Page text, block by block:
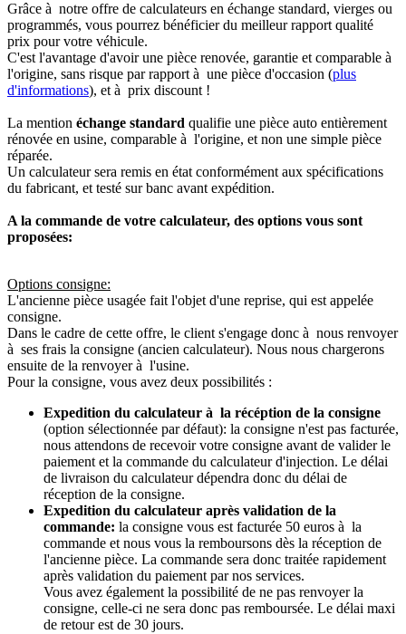
Grâce à notre offre de calculateurs en échange standard, vierges ou
programmés, vous pourrez bénéficier du meilleur rapport qualité
prix pour votre véhicule.
C'est l'avantage d'avoir une pièce renovée, garantie et comparable à
l'origine, sans risque par rapport à une pièce d'occasion (plus
d'informations), et à prix discount !
La mention échange standard qualifie une pièce auto entièrement
rénovée en usine, comparable à l'origine, et non une simple pièce
réparée.
Un calculateur sera remis en état conformément aux spécifications
du fabricant, et testé sur banc avant expédition.
A la commande de votre calculateur, des options vous sont
proposées:
Options consigne:
L'ancienne pièce usagée fait l'objet d'une reprise, qui est appelée
consigne.
Dans le cadre de cette offre, le client s'engage donc à nous renvoyer
à ses frais la consigne (ancien calculateur). Nous nous chargerons
ensuite de la renvoyer à l'usine.
Pour la consigne, vous avez deux possibilités :
Expedition du calculateur à la récéption de la consigne
(option sélectionnée par défaut): la consigne n'est pas facturée,
nous attendons de recevoir votre consigne avant de valider le
paiement et la commande du calculateur d'injection. Le délai
de livraison du calculateur dépendra donc du délai de
réception de la consigne.
Expedition du calculateur après validation de la
commande: la consigne vous est facturée 50 euros à la
commande et nous vous la remboursons dès la réception de
l'ancienne pièce. La commande sera donc traitée rapidement
après validation du paiement par nos services.
Vous avez également la possibilité de ne pas renvoyer la
consigne, celle-ci ne sera donc pas remboursée. Le délai maxi
de retour est de 30 jours.